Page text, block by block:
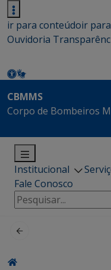
ir para conteúdoir
Ouvidoria
CBMMS
Corpo de Bombeiros
Institucional
Fale Conosco
Pesquisar
por: